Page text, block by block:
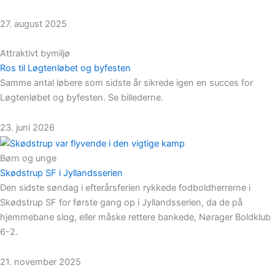
27. august 2025
Attraktivt bymiljø
Ros til Løgtenløbet og byfesten
Samme antal løbere som sidste år sikrede igen en succes for
Løgtenløbet og byfesten. Se billederne.
23. juni 2026
Børn og unge
Skødstrup SF i Jyllandsserien
Den sidste søndag i efterårsferien rykkede fodboldherrerne i
Skødstrup SF for første gang op i Jyllandsserien, da de på
hjemmebane slog, eller måske rettere bankede, Nørager Boldklub
6-2.
21. november 2025